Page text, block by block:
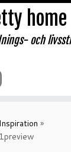
home
och
»